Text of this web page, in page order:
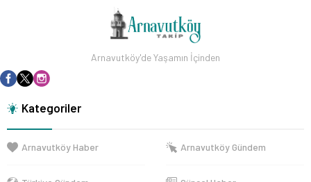
Arnavutköy'de Yaşamın İçinden
Kategoriler
Arnavutköy Haber Arnavutköy Gündem